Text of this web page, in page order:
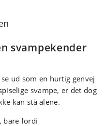
svampekender
ud som en hurtig genvej
svampe, er det dog
kan stå alene.
bare fordi